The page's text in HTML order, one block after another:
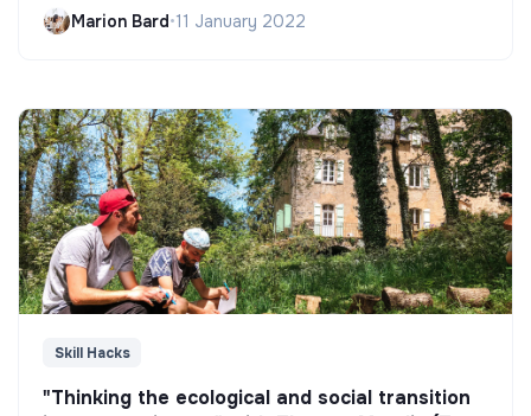
Marion Bard•11 January 2022
Skill Hacks
"Thinking the ecological and social transition